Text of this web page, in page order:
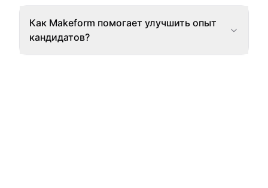
Как Makeform помогает улучшить опыт
кандидатов?